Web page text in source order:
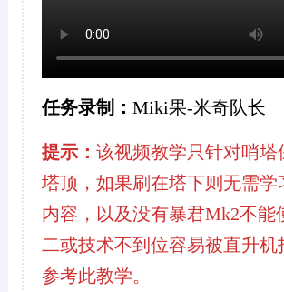
任务录制： Miki果-米奇队长
提示： 该视频教学只针对哨塔
塔顶，如果刷在塔下则无需学
内容，以及没有暴君Mk2不能
二或技术不到位容易被直升机
参考此教学。